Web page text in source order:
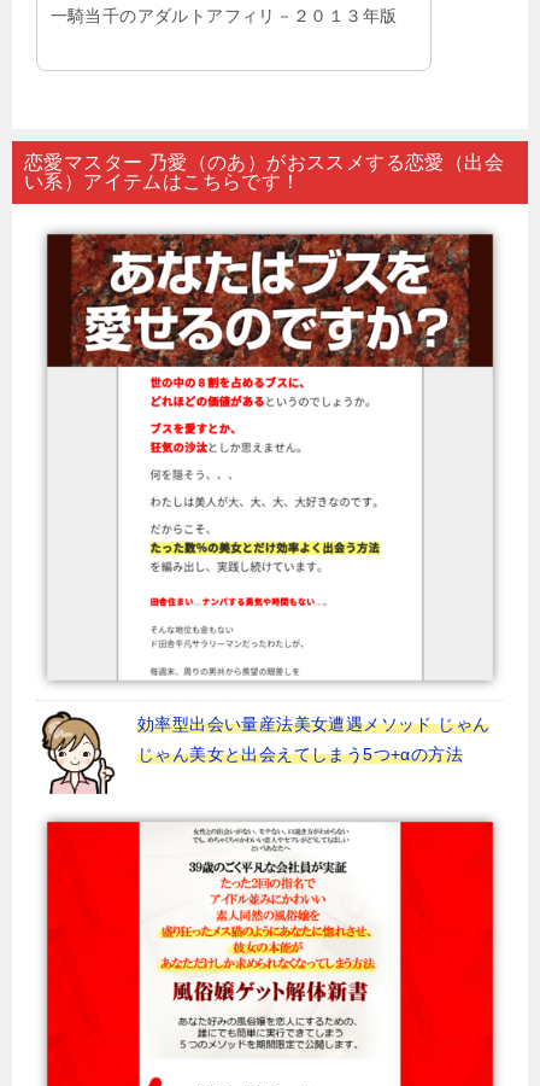
一騎当千のアダルトアフィリ－２０１３年版
恋愛マスター 乃愛（のあ）がおススメする恋愛（出会
い系）アイテムはこちらです！
効率型出会い量産法美女遭遇メソッド じゃん
じゃん美女と出会えてしまう5つ+αの方法